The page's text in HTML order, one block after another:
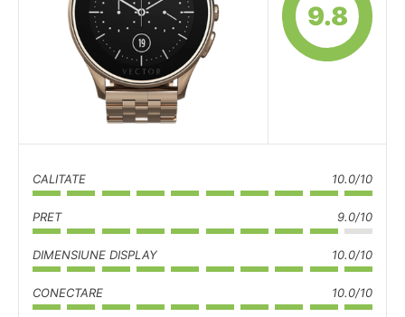
9.8
CALITATE 10.0/10
PRET 9.0/10
DIMENSIUNE DISPLAY 10.0/10
CONECTARE 10.0/10